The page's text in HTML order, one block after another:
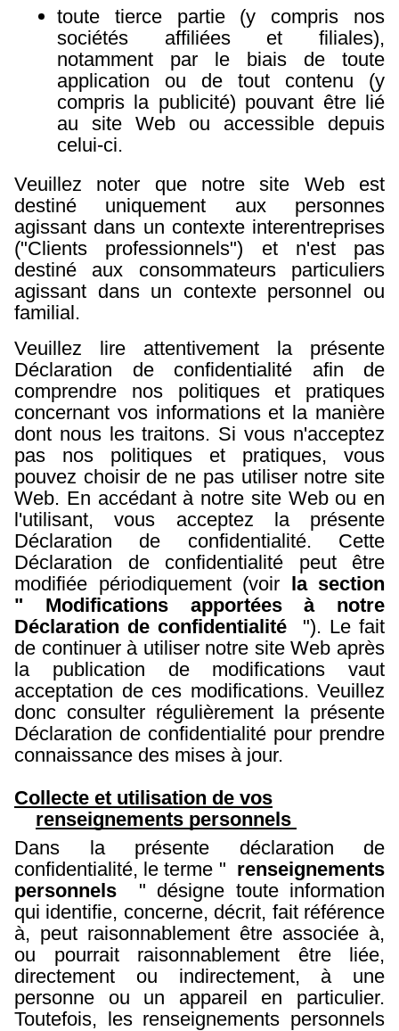
toute tierce partie (y compris nos
sociétés affiliées et filiales),
notamment par le biais de toute
application ou de tout contenu (y
compris la publicité) pouvant être lié
au site Web ou accessible depuis
celui-ci.
Veuillez noter que notre site Web est
destiné uniquement aux personnes
agissant dans un contexte interentreprises
("Clients professionnels") et n'est pas
destiné aux consommateurs particuliers
agissant dans un contexte personnel ou
familial.
Veuillez lire attentivement la présente
Déclaration de confidentialité afin de
comprendre nos politiques et pratiques
concernant vos informations et la manière
dont nous les traitons. Si vous n'acceptez
pas nos politiques et pratiques, vous
pouvez choisir de ne pas utiliser notre site
Web. En accédant à notre site Web ou en
l'utilisant, vous acceptez la présente
Déclaration de confidentialité. Cette
Déclaration de confidentialité peut être
modifiée périodiquement (voir la section
" Modifications apportées à notre
Déclaration de confidentialité
"). Le fait
de continuer à utiliser notre site Web après
la publication de modifications vaut
acceptation de ces modifications. Veuillez
donc consulter régulièrement la présente
Déclaration de confidentialité pour prendre
connaissance des mises à jour.
Collecte et utilisation de vos
renseignements personnels
Dans la présente déclaration de
confidentialité, le terme " renseignements
personnels
" désigne toute information
qui identifie, concerne, décrit, fait référence
à, peut raisonnablement être associée à,
ou pourrait raisonnablement être liée,
directement ou indirectement, à une
personne ou un appareil en particulier.
Toutefois, les renseignements personnels